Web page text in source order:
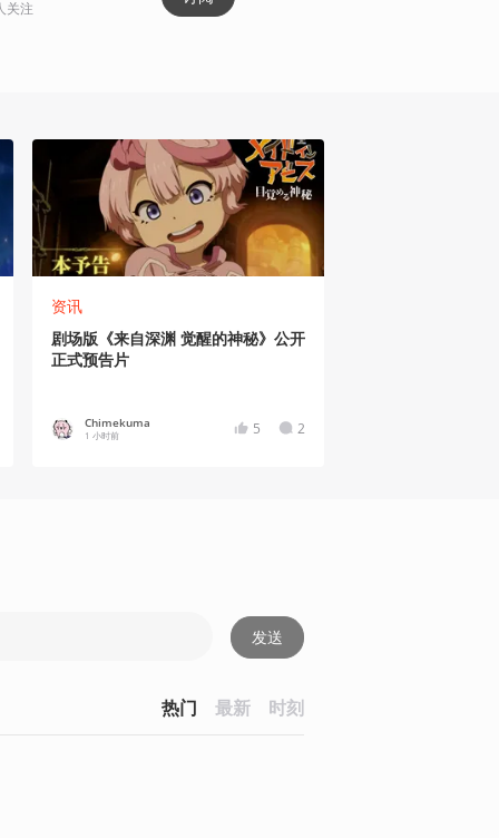
关注
资讯
剧场版《来自深渊 觉醒的神秘》公开
正式预告片
Chimekuma
1 小时前 5 2
发送
热门 最新 时刻